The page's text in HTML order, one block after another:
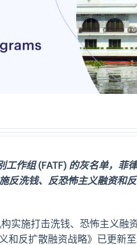
作组 (FATF) 的灰名单，菲
反洗钱、反恐怖主义融资和
实施打击洗钱、恐怖主义融
和反扩散融资战略》已更新